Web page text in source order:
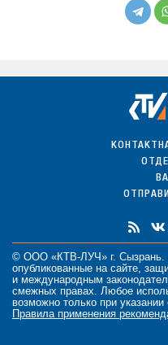
© ООО «КТВ-ЛУЧ» г. Сызрань.
опубликованные на сайте,
и международным
смежных правах. Любое
возможно только при указании
Правила применения